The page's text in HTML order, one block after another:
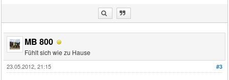
MB 800
Fühlt sich wie zu Hause
#3
23.05.2012, 21:15